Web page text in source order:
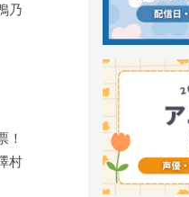
乃
！
村